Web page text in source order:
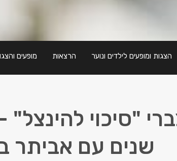
הצגות ומופעים לילדים ונוער הרצאות מופעים
שנים עם אביתר